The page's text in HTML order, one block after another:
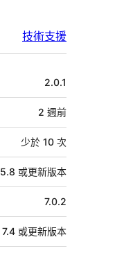
技術支援
2.0.1
2 週前
少於 10 次
5.8 或更新版本
7.0.2
7.4 或更新版本